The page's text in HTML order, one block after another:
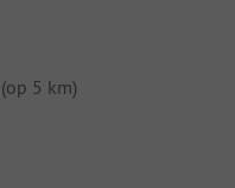
5 km)